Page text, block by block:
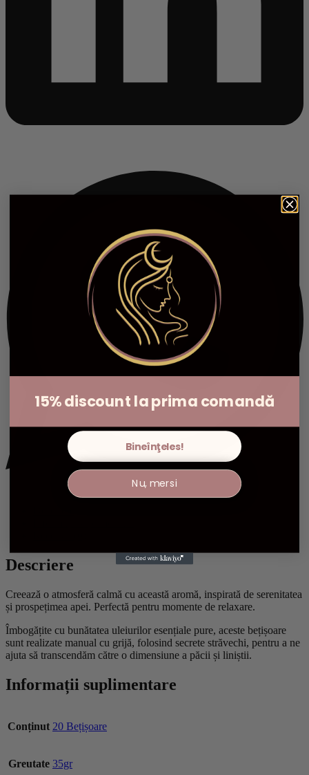
Descriere
Creează o atmosferă calmă cu această aromă, inspirată de serenitatea
și prospețimea apei. Perfectă pentru momente de relaxare.
Îmbogățite cu bunătatea uleiurilor esențiale pure, aceste bețișoare
sunt realizate manual cu grijă, folosind secrete străvechi, pentru a ne
ajuta să transcendăm către o dimensiune a păcii și liniștii.
Informații suplimentare
Conținut 20 Bețișoare
Greutate 35gr
15% discount la prima comandă
Bineînţeles!
Nu, mersi